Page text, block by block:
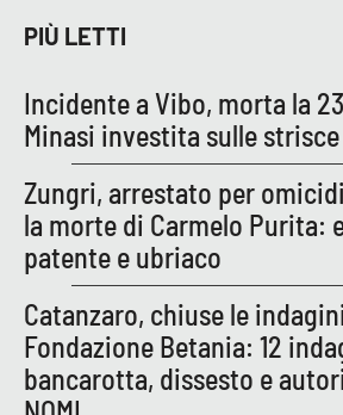
PIÙ LETTI
Incidente a Vibo, morta la
Minasi investita sulle
Zungri, arrestato per
la morte di Carmelo Purita:
patente e ubriaco
Catanzaro, chiuse le
Fondazione Betania: 12
bancarotta, dissesto e